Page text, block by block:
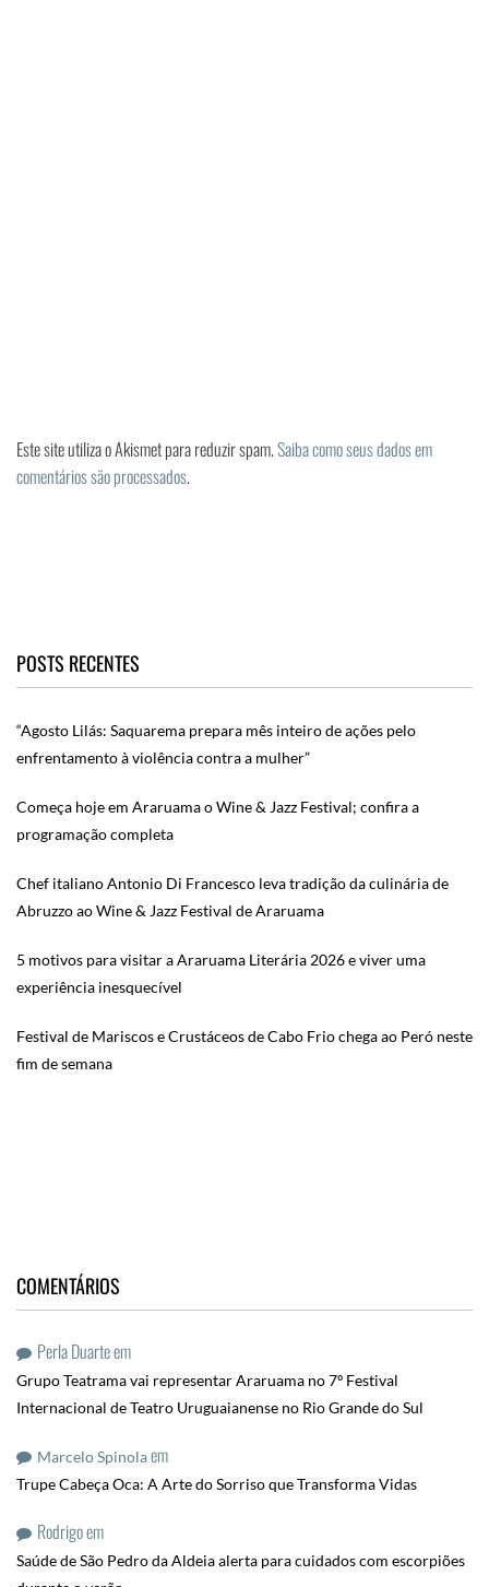
Este site utiliza o Akismet para reduzir spam.Saiba como seus dados em
comentários são processados.
POSTS RECENTES
“Agosto Lilás: Saquarema prepara mês inteiro de ações pelo
enfrentamento à violência contra a mulher”
Começa hoje em Araruama o Wine & Jazz Festival; confira a
programação completa
Chef italiano Antonio Di Francesco leva tradição da culinária de
Abruzzo ao Wine & Jazz Festival de Araruama
5 motivos para visitar a Araruama Literária 2026 e viver uma
experiência inesquecível
Festival de Mariscos e Crustáceos de Cabo Frio chega ao Peró neste
fim de semana
COMENTÁRIOS
Perla Duarteem
Grupo Teatrama vai representar Araruama no 7º Festival
Internacional de Teatro Uruguaianense no Rio Grande do Sul
Marcelo Spinolaem
Trupe Cabeça Oca: A Arte do Sorriso que Transforma Vidas
Rodrigoem
Saúde de São Pedro da Aldeia alerta para cuidados com escorpiões